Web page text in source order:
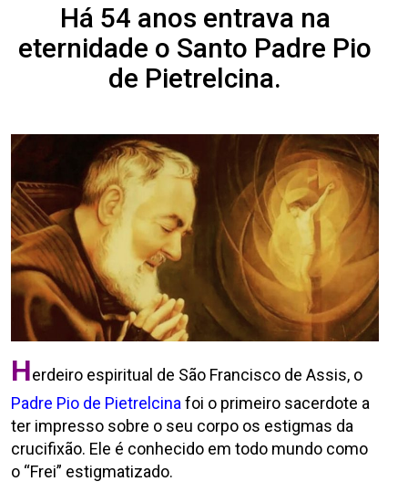
Há 54 anos entrava na
eternidade o Santo Padre Pio
de Pietrelcina.
Herdeiro espiritual de São Francisco de Assis, o
Padre Pio de Pietrelcina foi o primeiro sacerdote a
ter impresso sobre o seu corpo os estigmas da
crucifixão. Ele é conhecido em todo mundo como
o “Frei” estigmatizado.